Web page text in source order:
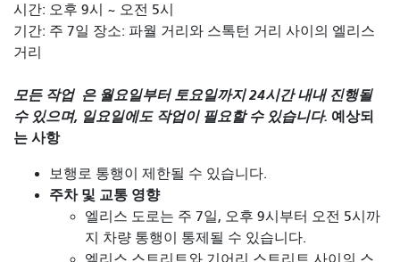
시간: 오후 9시 ~ 오전 5시
기간: 주 7일 장소: 파월 거리와 스톡턴 거리 사이의 엘리스
거리
모든 작업 은 월요일부터 토요일까지 24시간 내내 진행될
수 있으며, 일요일에도 작업이 필요할 수 있습니다. 예상되
는 사항
보행로 통행이 제한될 수 있습니다.
주차 및 교통 영향
엘리스 도로는 주 7일, 오후 9시부터 오전 5시까
지 차량 통행이 통제될 수 있습니다.